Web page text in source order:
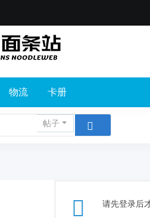
物流 卡册
帖子
请先登录后